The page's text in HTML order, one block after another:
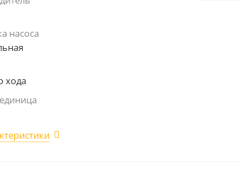
насоса
хода